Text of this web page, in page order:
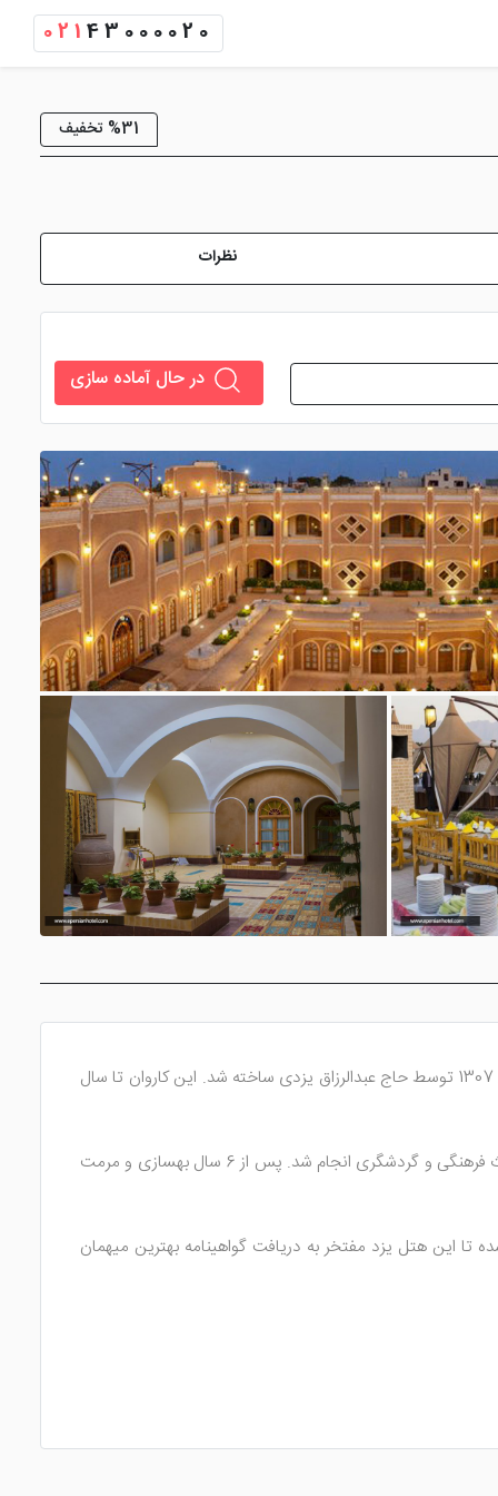
021 43000020
%31 تخفیف
نظرات
در حال آماده سازی
از بهترین هتل های 4 ستاره یزد است که قدمتی نزدیک به 90 سال دارد. هتل داد یزد در واقع یک کاروانسرا بود که در سال 1307 توسط حاج عبدالرزاق یزدی ساخته شد. این کاروان تا سال
در سال 1380 توسط ورثه حاج عبدالرزاق مورد مرمت و بهسازی قرار گرفت. البته این بهسازی و مرمت با هماهنگی سازمان میراث فرهنگی و گردشگری انجام شد. پس از 6 سال بهسازی و مرمت
تا این هتل یزد مفتخر به دریافت گواهینامه بهترین میهمان
تخته و 1 تخته و ... می‌شود. تمام اتاق‌های هتل از رنگ‌های شاد و جذاب برخوردار بوده و دارای امکانات رفاهی بالا